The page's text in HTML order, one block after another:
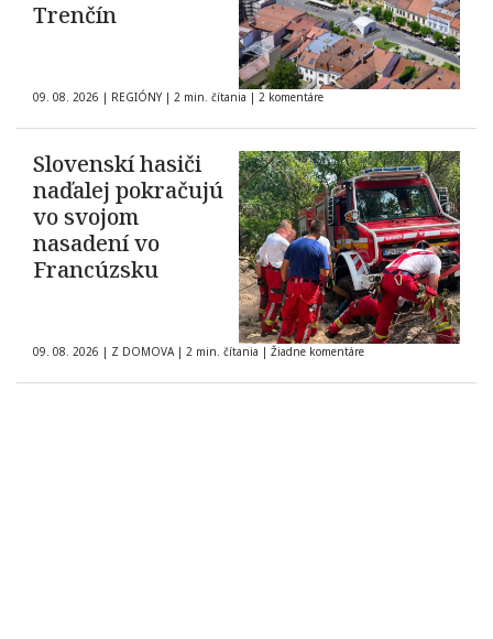
Trenčín
09. 08. 2026 | REGIÓNY | 2 min. čítania | 2 komentáre
Slovenskí hasiči
naďalej pokračujú
vo svojom
nasadení vo
Francúzsku
09. 08. 2026 | Z DOMOVA | 2 min. čítania | Žiadne komentáre